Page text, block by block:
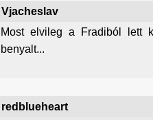
Vjacheslav
Most elvileg a Fradiból lett
benyalt...
redblueheart